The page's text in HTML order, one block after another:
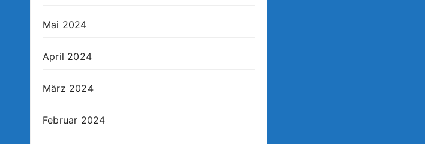
Mai 2024
April 2024
März 2024
Februar 2024